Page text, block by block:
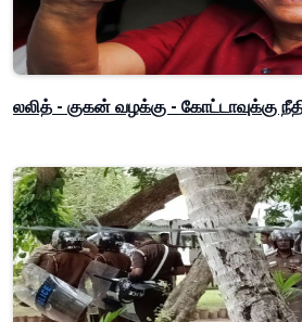
லலித் - குகன் வழக்கு - கோட்டாவுக்கு